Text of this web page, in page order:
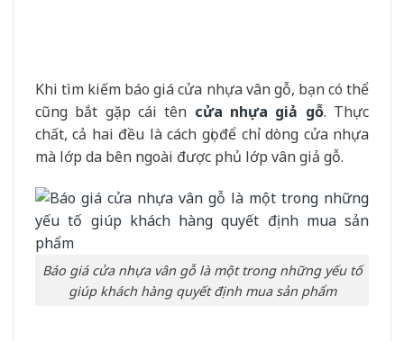
Khi tìm kiếm báo giá cửa nhựa vân gỗ, bạn có thể
cũng bắt gặp cái tên cửa nhựa giả gỗ. Thực
chất, cả hai đều là cách gọi để chỉ dòng cửa nhựa
mà lớp da bên ngoài được phủ lớp vân giả gỗ.
Báo giá cửa nhựa vân gỗ là một trong những yếu tố
giúp khách hàng quyết định mua sản phẩm